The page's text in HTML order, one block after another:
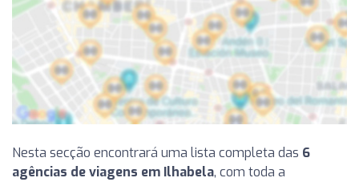
Nesta secção encontrará uma lista completa das 6
agências de viagens em Ilhabela, com toda a